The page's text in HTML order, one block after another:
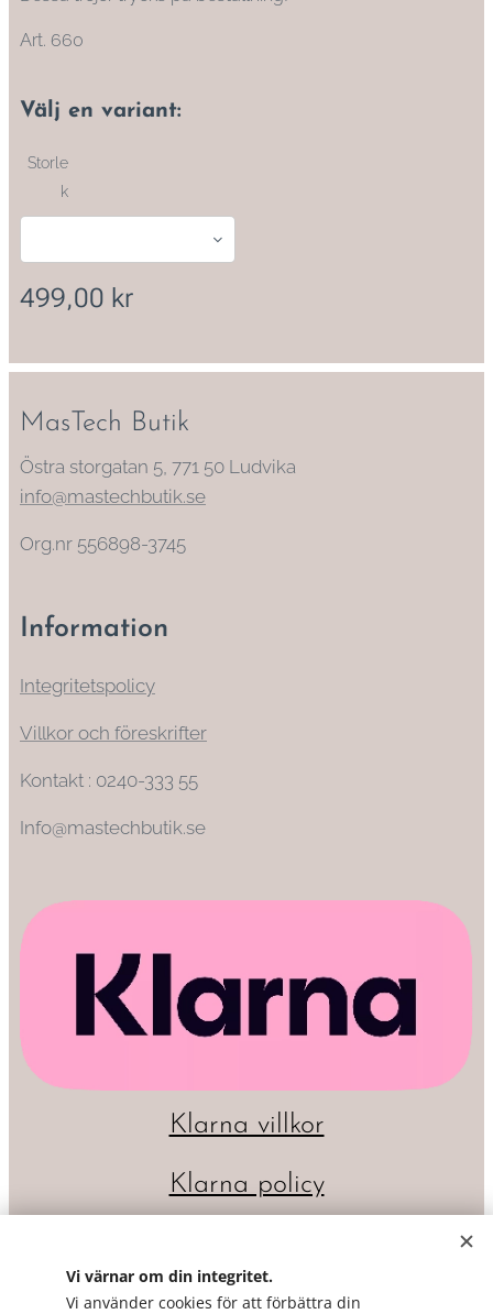
Art. 660
Välj en variant:
Storle
k
499,00 kr
MasTech Butik
Östra storgatan 5, 771 50 Ludvika
info@mastechbutik.se
Org.nr 556898-3745
Information
Integritetspolicy
Villkor och föreskrifter
Kontakt : 0240-333 55
Info@mastechbutik.se
Klarna villkor
Klarna policy
Vi värnar om din integritet.
Vi använder cookies för att förbättra din